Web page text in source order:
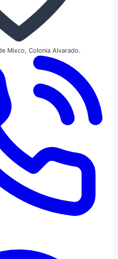
Mixco, Colonia Alvarado.